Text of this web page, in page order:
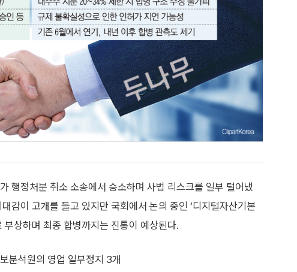
행정처분 취소 소송에서 승소하며 사법 리스크를 일부 털어냈
감이 고개를 들고 있지만 국회에서 논의 중인 ‘디지털자산기본
상하며 최종 합병까지는 진통이 예상된다.
분석원의 영업 일부정지 3개